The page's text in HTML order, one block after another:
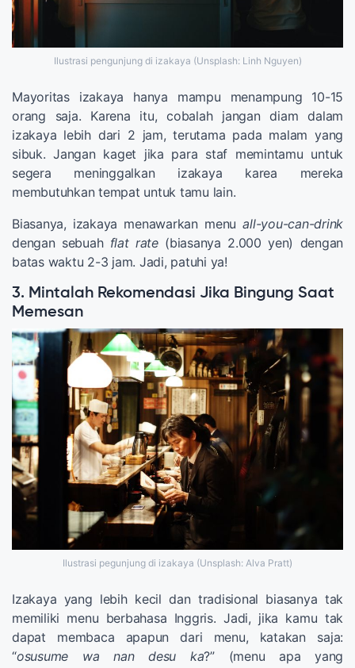
Ilustrasi pengunjung di izakaya (Unsplash: Linh Nguyen)
Mayoritas izakaya hanya mampu menampung 10-15
orang saja. Karena itu, cobalah jangan diam dalam
izakaya lebih dari 2 jam, terutama pada malam yang
sibuk. Jangan kaget jika para staf memintamu untuk
segera meninggalkan izakaya karea mereka
membutuhkan tempat untuk tamu lain.
Biasanya, izakaya menawarkan menuall-you-can-drink
dengan sebuah flat rate(biasanya 2.000 yen) dengan
batas waktu 2-3 jam. Jadi, patuhi ya!
3. Mintalah Rekomendasi Jika Bingung Saat
Memesan
Ilustrasi pegunjung di izakaya (Unsplash: Alva Pratt)
Izakaya yang lebih kecil dan tradisional biasanya tak
memiliki menu berbahasa Inggris. Jadi, jika kamu tak
dapat membaca apapun dari menu, katakan saja:
“osusume wa nan desu ka?” (menu apa yang